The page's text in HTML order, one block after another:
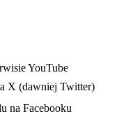
YouTube
X (dawniej Twitter)
na Facebooku